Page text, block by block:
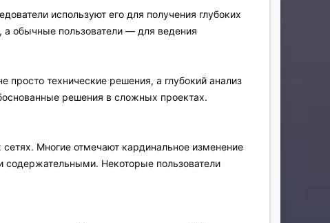
используют его для получения глубоких
обычные пользователи — для ведения
просто технические решения, а глубокий анализ
решения в сложных проектах.
сетях. Многие отмечают кардинальное изменение
содержательными. Некоторые пользователи